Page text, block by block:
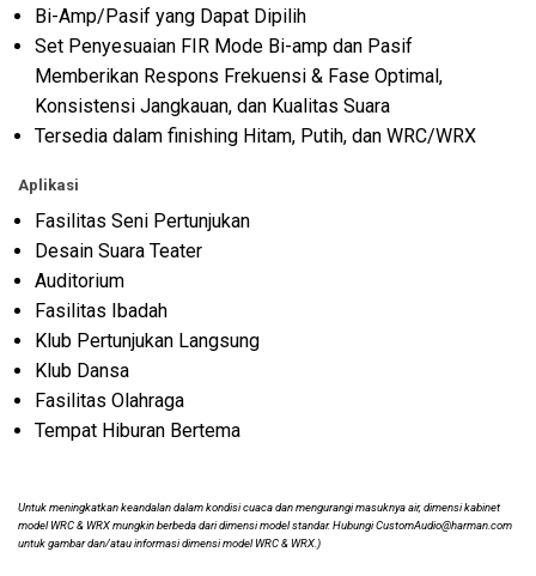
Bi-Amp/Pasif yang Dapat Dipilih
Set Penyesuaian FIR Mode Bi-amp dan Pasif
Memberikan Respons Frekuensi & Fase Optimal,
Konsistensi Jangkauan, dan Kualitas Suara
Tersedia dalam finishing Hitam, Putih, dan WRC/WRX
Aplikasi
Fasilitas Seni Pertunjukan
Desain Suara Teater
Auditorium
Fasilitas Ibadah
Klub Pertunjukan Langsung
Klub Dansa
Fasilitas Olahraga
Tempat Hiburan Bertema
Untuk meningkatkan keandalan dalam kondisi cuaca dan mengurangi masuknya air, dimensi kabinet
model WRC & WRX mungkin berbeda dari dimensi model standar. Hubungi CustomAudio@harman.com
untuk gambar dan/atau informasi dimensi model WRC & WRX.)